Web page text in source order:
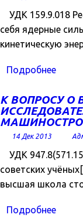
УДК 159.9.018
себя ядерные
кинетическую
Подробнее
К ВОПРОСУ О
14 Дек 2013
УДК
советских
высшая школа
Подробнее